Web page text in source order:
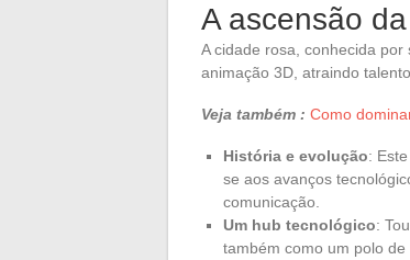
A ascensão
A cidade rosa, conhecida
animação 3D, atraindo
Veja também : Como
História e evolução:
se aos avanços
comunicação.
Um hub tecnológico:
também como um polo